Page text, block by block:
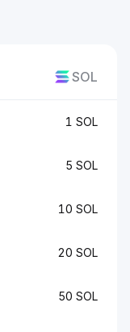
SOL
1 SOL
5 SOL
10 SOL
20 SOL
50 SOL